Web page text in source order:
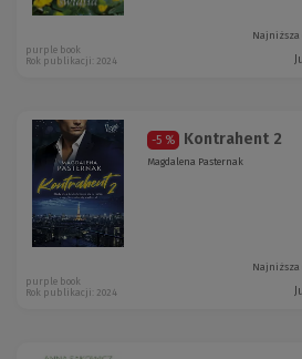
Najniższa
purple book
Rok publikacji: 2024
-5 % Kontrahent 2
Magdalena Pasternak
Najniższa
purple book
Rok publikacji: 2024